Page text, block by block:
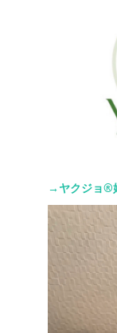
→ヤクジョ®︎